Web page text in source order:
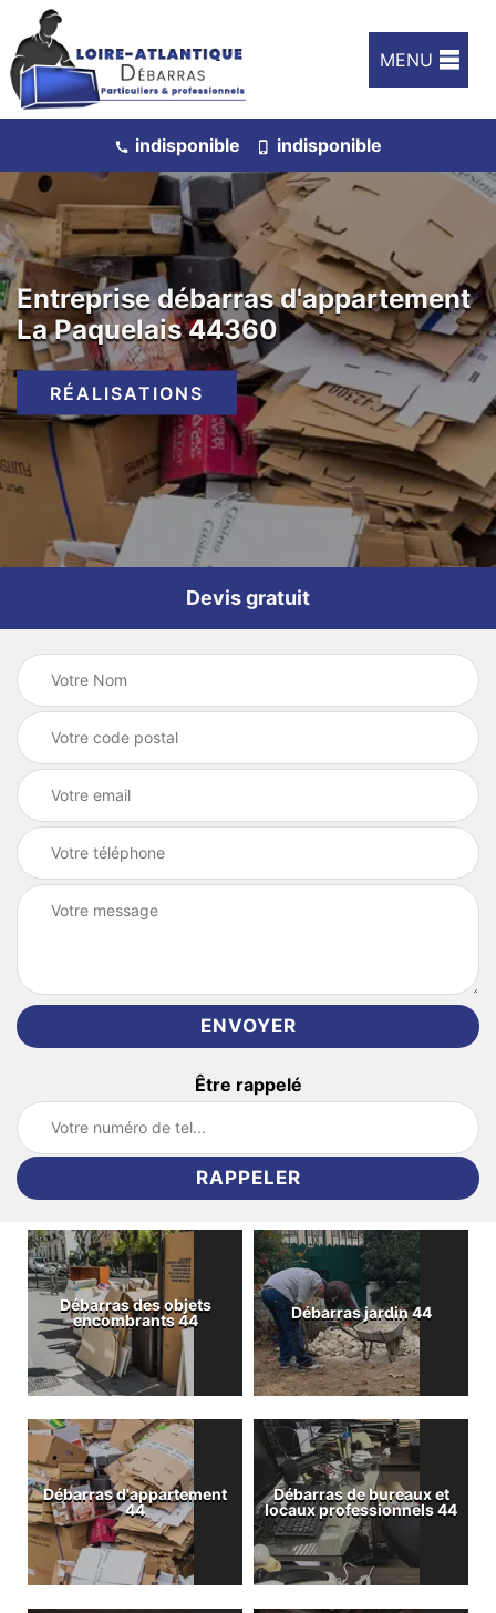
MENU
indisponible indisponible
Entreprise débarras d'appartement
La Paquelais 44360
RÉALISATIONS
Devis gratuit
Être rappelé
Débarras des objets
encombrants 44
Débarras jardin 44
Débarras d'appartement
44
Débarras de bureaux et
locaux professionnels 44